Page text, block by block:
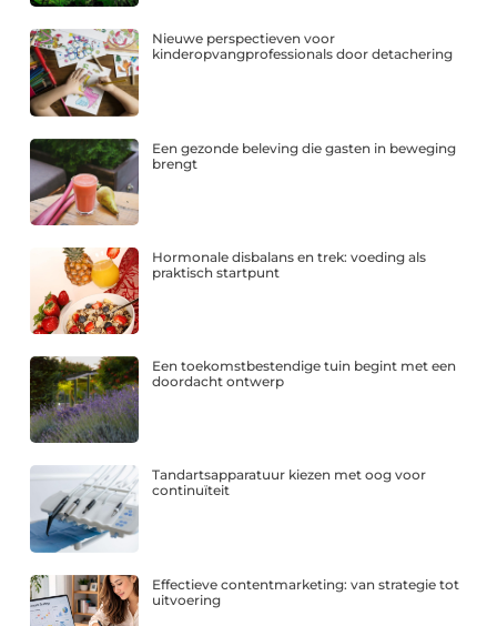
Nieuwe perspectieven voor
kinderopvangprofessionals door detachering
Een gezonde beleving die gasten in beweging
brengt
Hormonale disbalans en trek: voeding als
praktisch startpunt
Een toekomstbestendige tuin begint met een
doordacht ontwerp
Tandartsapparatuur kiezen met oog voor
continuïteit
Effectieve contentmarketing: van strategie tot
uitvoering